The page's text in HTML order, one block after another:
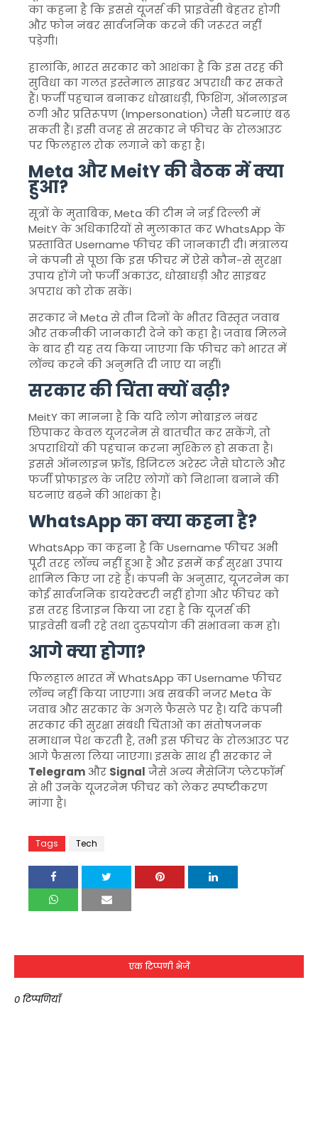
का कहना है कि इससे यूजर्स की प्राइवेसी बेहतर होगी
और फोन नंबर सार्वजनिक करने की जरूरत नहीं
पड़ेगी।
हालांकि, भारत सरकार को आशंका है कि इस तरह की
सुविधा का गलत इस्तेमाल साइबर अपराधी कर सकते
हैं। फर्जी पहचान बनाकर धोखाधड़ी, फिशिंग, ऑनलाइन
ठगी और प्रतिरूपण (Impersonation) जैसी घटनाएं बढ़
सकती हैं। इसी वजह से सरकार ने फीचर के रोलआउट
पर फिलहाल रोक लगाने को कहा है।
Meta और MeitY की बैठक में क्या
हुआ?
सूत्रों के मुताबिक, Meta की टीम ने नई दिल्ली में
MeitY के अधिकारियों से मुलाकात कर WhatsApp के
प्रस्तावित Username फीचर की जानकारी दी। मंत्रालय
ने कंपनी से पूछा कि इस फीचर में ऐसे कौन-से सुरक्षा
उपाय होंगे जो फर्जी अकाउंट, धोखाधड़ी और साइबर
अपराध को रोक सकें।
सरकार ने Meta से तीन दिनों के भीतर विस्तृत जवाब
और तकनीकी जानकारी देने को कहा है। जवाब मिलने
के बाद ही यह तय किया जाएगा कि फीचर को भारत में
लॉन्च करने की अनुमति दी जाए या नहीं।
सरकार की चिंता क्यों बढ़ी?
MeitY का मानना है कि यदि लोग मोबाइल नंबर
छिपाकर केवल यूजरनेम से बातचीत कर सकेंगे, तो
अपराधियों की पहचान करना मुश्किल हो सकता है।
इससे ऑनलाइन फ्रॉड, डिजिटल अरेस्ट जैसे घोटाले और
फर्जी प्रोफाइल के जरिए लोगों को निशाना बनाने की
घटनाएं बढ़ने की आशंका है।
WhatsApp का क्या कहना है?
WhatsApp का कहना है कि Username फीचर अभी
पूरी तरह लॉन्च नहीं हुआ है और इसमें कई सुरक्षा उपाय
शामिल किए जा रहे हैं। कंपनी के अनुसार, यूजरनेम का
कोई सार्वजनिक डायरेक्टरी नहीं होगा और फीचर को
इस तरह डिजाइन किया जा रहा है कि यूजर्स की
प्राइवेसी बनी रहे तथा दुरुपयोग की संभावना कम हो।
आगे क्या होगा?
फिलहाल भारत में WhatsApp का Username फीचर
लॉन्च नहीं किया जाएगा। अब सबकी नजर Meta के
जवाब और सरकार के अगले फैसले पर है। यदि कंपनी
सरकार की सुरक्षा संबंधी चिंताओं का संतोषजनक
समाधान पेश करती है, तभी इस फीचर के रोलआउट पर
आगे फैसला लिया जाएगा। इसके साथ ही सरकार ने
Telegram और Signal जैसे अन्य मैसेजिंग प्लेटफॉर्म
से भी उनके यूजरनेम फीचर को लेकर स्पष्टीकरण
मांगा है।
Tags Tech
एक टिप्पणी भेजें
0 टिप्पणियाँ